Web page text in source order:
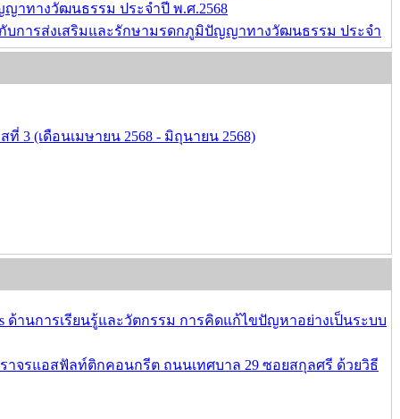
าทางวัฒนธรรม ประจำปี พ.ศ.2568
การส่งเสริมและรักษามรดกภูมิปัญญาทางวัฒนธรรม ประจำ
(เดือนเมษายน 2568 - มิถุนายน 2568)
านการเรียนรู้และวัตกรรม การคิดแก้ไขปัญหาอย่างเป็นระบบ
าจรแอสฟัลท์ติกคอนกรีต ถนนเทศบาล 29 ซอยสกุลศรี ด้วยวิธี